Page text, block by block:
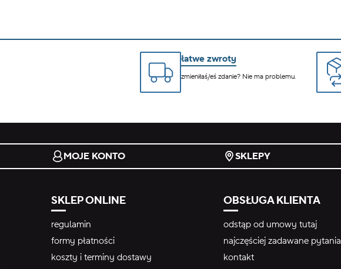
łatwe zwroty
zmieniłaś/eś zdanie? Nie ma problemu.
MOJE KONTO SKLEPY
SKLEP ONLINE
regulamin
formy płatności
koszty i terminy dostawy
OBSŁUGA KLIENTA
odstąp od umowy tutaj
najczęściej zadawane pytania
kontakt